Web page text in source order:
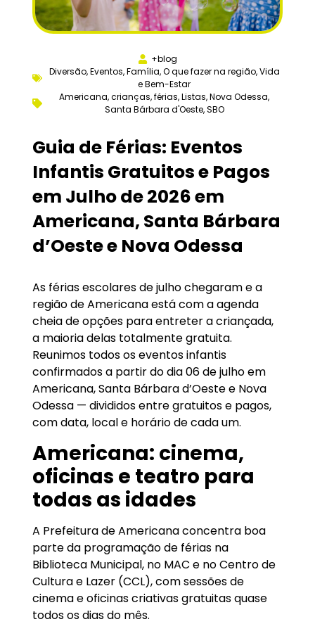
+blog
Diversão,Eventos,Família,O que fazer na região,Vida
e Bem-Estar
Americana,crianças,férias,Listas,Nova Odessa,
Santa Bárbara d'Oeste,SBO
Guia de Férias: Eventos
Infantis Gratuitos e Pagos
em Julho de 2026 em
Americana, Santa Bárbara
d’Oeste e Nova Odessa
As férias escolares de julho chegaram e a
região de Americana está com a agenda
cheia de opções para entreter a criançada,
a maioria delas totalmente gratuita.
Reunimos todos os eventos infantis
confirmados a partir do dia 06 de julho em
Americana, Santa Bárbara d’Oeste e Nova
Odessa — divididos entre gratuitos e pagos,
com data, local e horário de cada um.
Americana: cinema,
oficinas e teatro para
todas as idades
A Prefeitura de Americana concentra boa
parte da programação de férias na
Biblioteca Municipal, no MAC e no Centro de
Cultura e Lazer (CCL), com sessões de
cinema e oficinas criativas gratuitas quase
todos os dias do mês.